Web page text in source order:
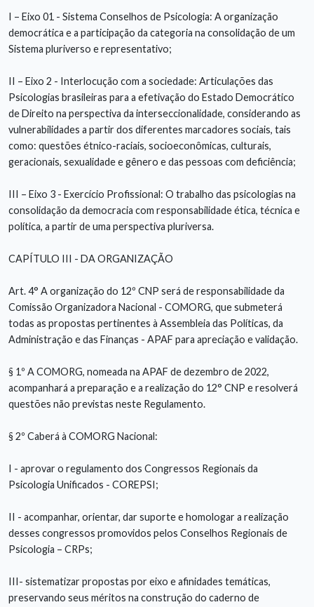
I – Eixo 01 - Sistema Conselhos de Psicologia: A organização
democrática e a participação da categoria na consolidação de um
Sistema pluriverso e representativo;
II – Eixo 2 - Interlocução com a sociedade: Articulações das
Psicologias brasileiras para a efetivação do Estado Democrático
de Direito na perspectiva da interseccionalidade, considerando as
vulnerabilidades a partir dos diferentes marcadores sociais, tais
como: questões étnico-raciais, socioeconômicas, culturais,
geracionais, sexualidade e gênero e das pessoas com deficiência;
III – Eixo 3 - Exercício Profissional: O trabalho das psicologias na
consolidação da democracia com responsabilidade ética, técnica e
política, a partir de uma perspectiva pluriversa.
CAPÍTULO III - DA ORGANIZAÇÃO
Art. 4° A organização do 12º CNP será de responsabilidade da
Comissão Organizadora Nacional - COMORG, que submeterá
todas as propostas pertinentes à Assembleia das Políticas, da
Administração e das Finanças - APAF para apreciação e validação.
§ 1º A COMORG, nomeada na APAF de dezembro de 2022,
acompanhará a preparação e a realização do 12° CNP e resolverá
questões não previstas neste Regulamento.
§ 2º Caberá à COMORG Nacional:
I - aprovar o regulamento dos Congressos Regionais da
Psicologia Unificados - COREPSI;
II - acompanhar, orientar, dar suporte e homologar a realização
desses congressos promovidos pelos Conselhos Regionais de
Psicologia – CRPs;
III- sistematizar propostas por eixo e afinidades temáticas,
preservando seus méritos na construção do caderno de